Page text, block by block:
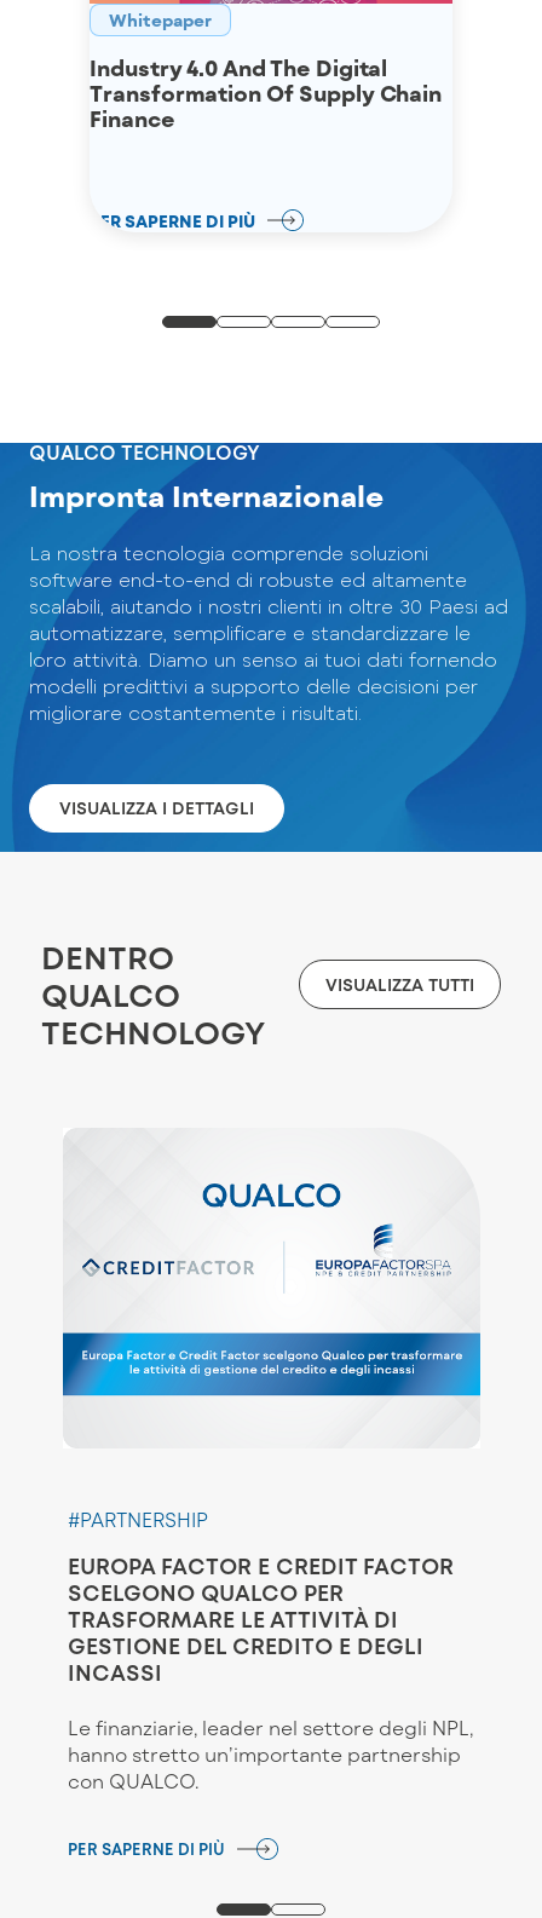
Whitepaper
Industry 4.0 And The Digital
Transformation Of Supply Chain
Finance
PER SAPERNE DI PIÙ
QUALCO TECHNOLOGY
Impronta Internazionale
La nostra tecnologia comprende soluzioni
software end-to-end di robuste ed altamente
scalabili, aiutando i nostri clienti in oltre 30 Paesi ad
automatizzare, semplificare e standardizzare le
loro attività. Diamo un senso ai tuoi dati fornendo
modelli predittivi a supporto delle decisioni per
migliorare costantemente i risultati.
VISUALIZZA I DETTAGLI
DENTRO
QUALCO
TECHNOLOGY
VISUALIZZA TUTTI
#PARTNERSHIP
EUROPA FACTOR E CREDIT FACTOR
SCELGONO QUALCO PER
TRASFORMARE LE ATTIVITÀ DI
GESTIONE DEL CREDITO E DEGLI
INCASSI
Le finanziarie, leader nel settore degli NPL,
hanno stretto un’importante partnership
con QUALCO.
PER SAPERNE DI PIÙ